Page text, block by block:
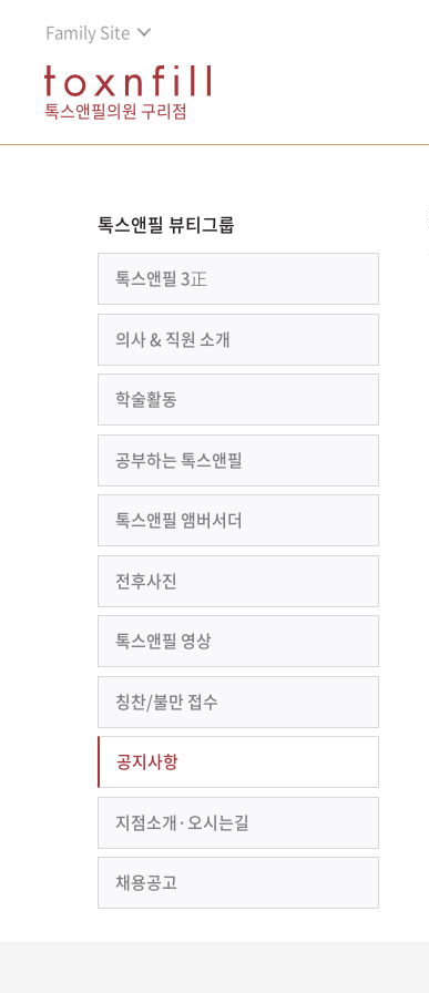
Family Site
톡스앤필의원 구리점
톡스앤필 뷰티그룹
톡스앤필 3正
의사 & 직원 소개
학술활동
공부하는 톡스앤필
톡스앤필 앰버서더
전후사진
톡스앤필 영상
칭찬/불만 접수
공지사항
지점소개·오시는길
채용공고